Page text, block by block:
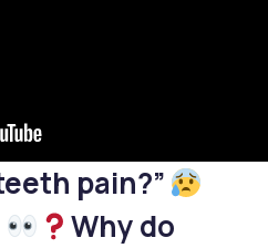
pain?”
Why do